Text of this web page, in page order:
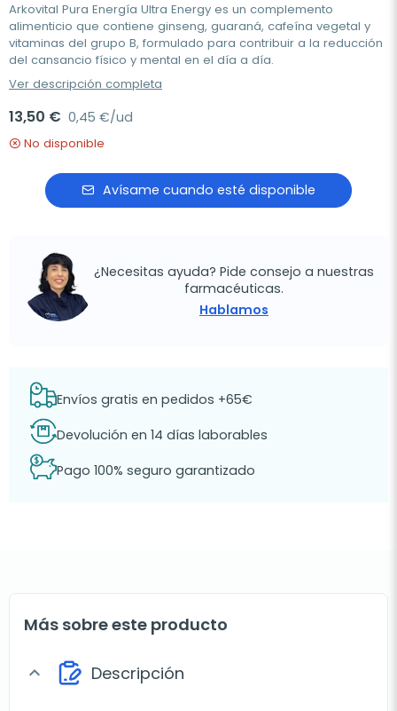
Arkovital Pura Energía Ultra Energy es un complemento
alimenticio que contiene ginseng, guaraná, cafeína vegetal y
vitaminas del grupo B, formulado para contribuir a la reducción
del cansancio físico y mental en el día a día.
Ver descripción completa
13,50 € 0,45 €/ud
No disponible
Avísame cuando esté disponible
¿Necesitas ayuda? Pide consejo a nuestras
farmacéuticas.
Hablamos
Envíos gratis en pedidos +65€
Devolución en 14 días laborables
Pago 100% seguro garantizado
Más sobre este producto
expand_more Descripción